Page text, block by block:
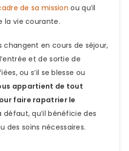
de sa mission ou qu’il
la vie courante.
changent en cours de séjour,
et de sortie de
ou s’il se blesse ou
appartient de tout
faire rapatrier le
défaut, qu’il bénéficie des
des soins nécessaires.